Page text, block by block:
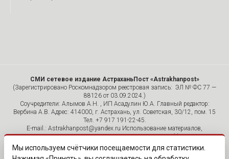
СМИ сетевое издание АстраханьПост «Astrakhanpost»
(Зарегистрировано Роскомнадзором реестровая запись: ЭЛ № ФС 77 —
88126 от 03.09.2024.)
Соучредители: Алымов А.Н. , ИП Асадулин Ю.А. Главный редактор:
Вербина А.В. Адрес: 414000, г. Астрахань, ул. Советская, 30/12, пом. 15
Тел. +7 917 191-22-45.
E-mail.: Astrakhanpost@yandex.ru Использование материалов,
размещенных на страницах сетевого издания «Astrakhanpost»,
допускается исключительно с указанием источника и публикацией
активной гиперссылки на портал Astrakhanpost.ru. Комментарии
Мы используем счётчики посещаемости для статистики.